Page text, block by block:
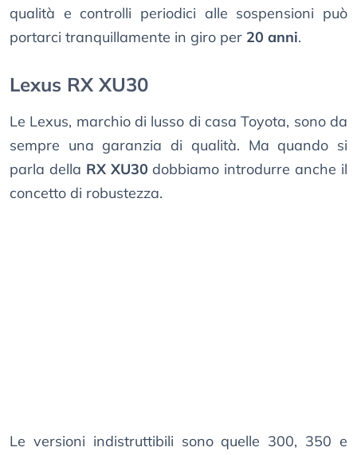
qualità e controlli periodici alle sospensioni può
portarci tranquillamente in giro per 20 anni.
Lexus RX XU30
Le Lexus, marchio di lusso di casa Toyota, sono da
sempre una garanzia di qualità. Ma quando si
parla della RX XU30 dobbiamo introdurre anche il
concetto di robustezza.
Le versioni indistruttibili sono quelle 300, 350 e